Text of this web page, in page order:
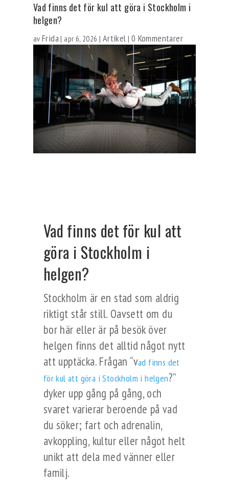
Vad finns det för kul att göra i Stockholm i
helgen?
av Frida| apr 6, 2026 | Artikel | 0 Kommentarer
Vad finns det för kul att
göra i Stockholm i
helgen?
Stockholm är en stad som aldrig
riktigt står still. Oavsett om du
bor här eller är på besök över
helgen finns det alltid något nytt
att upptäcka. Frågan “vad finns det
för kul att göra i Stockholm i helgen?”
dyker upp gång på gång, och
svaret varierar beroende på vad
du söker; fart och adrenalin,
avkoppling, kultur eller något helt
unikt att dela med vänner eller
familj.